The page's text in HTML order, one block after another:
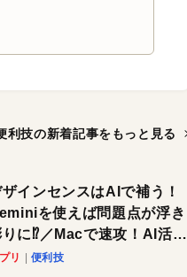
利技の新着記事をもっと見る
ザインセンスはAIで補う！
を使えば問題点が浮き
に⁉︎／Macで速攻！AI活用
ク
リ 便利技